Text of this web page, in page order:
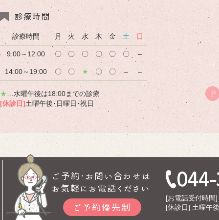
診療時間
診療時間 月 火 水 木 金 土 日
9:00～12:00 〇 〇 〇 〇 〇 〇 –
14:00～19:00 〇 〇 ★ 〇 〇 – –
★ …水曜午後は18:00までの診療
[休診日]土曜午後･日曜日･祝日
P
ご予約･お問い合わせは
お気軽にお電話ください
ご予約優先制
[お電話受付時間
[休診日] 土曜午